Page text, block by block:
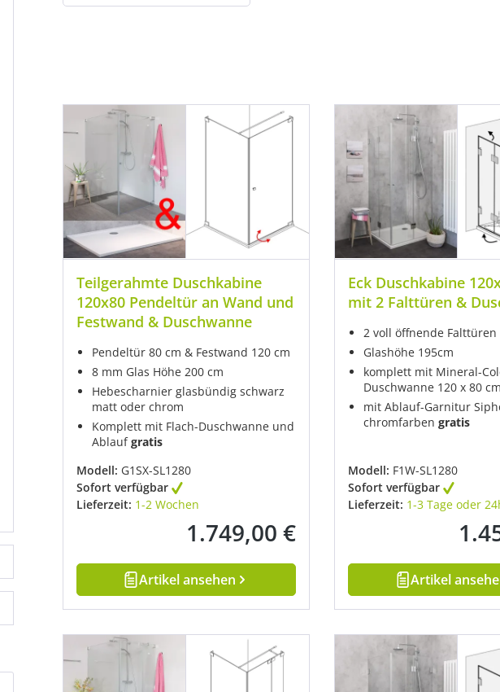
Teilgerahmte Duschkabine
120x80 Pendeltür an Wand und
Festwand & Duschwanne
Pendeltür 80 cm & Festwand 120 cm
8 mm Glas Höhe 200 cm
Hebescharnier glasbündig schwarz
matt oder chrom
Komplett mit Flach-Duschwanne und
Ablaufgratis
Modell: G1SX-SL1280
Sofort verfügbar
Lieferzeit: 1-2 Wochen
Regulärer Preis:
1.749,00 €
Artikel ansehen
Eck Duschkabine
mit 2 Falttüren &
2 voll öffnende Falttüren
Glashöhe 195cm
komplett mit Mineral-
Duschwanne 120 x 80
mit Ablauf-Garnitur
chromfarbengratis
Modell: F1W-SL1280
Sofort verfügbar
Lieferzeit: 1-3 Tage oder
Artikel